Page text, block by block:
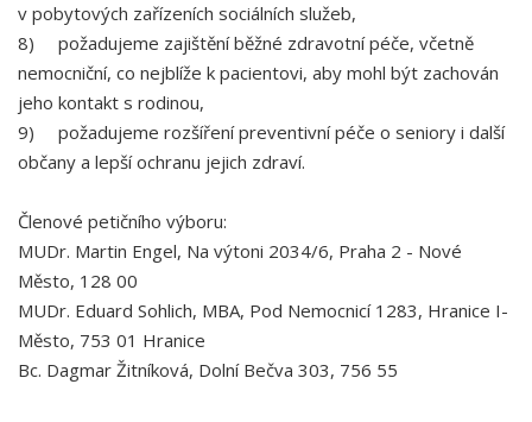
v pobytových zařízeních sociálních služeb,
8) požadujeme zajištění běžné zdravotní péče, včetně
nemocniční, co nejblíže k pacientovi, aby mohl být zachován
jeho kontakt s rodinou,
9) požadujeme rozšíření preventivní péče o seniory i další
občany a lepší ochranu jejich zdraví.
Členové petičního výboru:
MUDr. Martin Engel, Na výtoni 2034/6, Praha 2 - Nové
Město, 128 00
MUDr. Eduard Sohlich, MBA, Pod Nemocnicí 1283, Hranice I-
Město, 753 01 Hranice
Bc. Dagmar Žitníková, Dolní Bečva 303, 756 55